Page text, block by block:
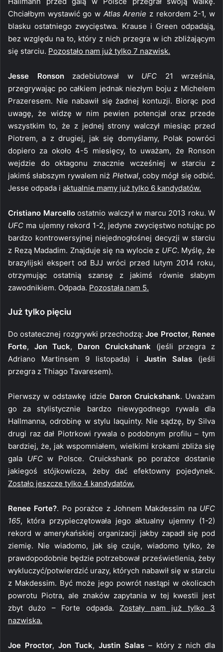
Chciałbym wystawić go w Atlas Arenie z rekordem 2-1, w
blasku ostatniego zwycięstwa. Krause i Green odpadają,
bez względu na to, który z nich przegra w ich zbliżającym
się starciu. Pozostało nam już tylko 7 nazwisk.
Jesse Ronsonzadebiutował w UFC 21 września,
przegrywając po całkiem jednak niezłym boju z Michelem
Prazeresem. Nie nabawił się żadnej kontuzji. Biorąc pod
uwagę, że widzę w nim pewien potencjał oraz przede
wszystkim to, że z jednej strony walczył miesiąc przed
Piotrem, a z drugiej, jak się domyślamy, Polak powróci
dopiero za około 4-5 miesięcy, to uważam, że Ronson
wejdzie do oktagonu znacznie wcześniej w starciu z
jakimś słabszym rywalem niż Płetwal, coby mógł się odbić.
Jesse odpada i aktualnie mamy już tylko 6 kandydatów.
Cristiano Marcelloostatnio walczył w marcu 2013 roku. W
UFC ma ujemny rekord 1-2, jedyne zwycięstwo notując po
bardzo kontrowersyjnej niejednogłośnej decyzji w starciu
z Rezą Madadim. Znajduje się na wylocie z UFC. Myślę, że
brazylijski ekspert od BJJ wróci przed lutym 2014 roku,
otrzymując ostatnią szansę z jakimś równie słabym
zawodnikiem. Odpada. Pozostała nam 5.
Już tylko pięciu
Do ostatecznej rozgrywki przechodzą:Joe Proctor, Renee
Forte, Jon Tuck, Daron Cruickshank (jeśli przegra z
Adriano Martinsem 9 listopada) i Justin Salas(jeśli
przegra z Thiago Tavaresem).
Pierwszy w odstawkę idzie Daron Cruickshank. Uważam
go za stylistycznie bardzo niewygodnego rywala dla
Hallmanna, odrobinę w stylu Iaquinty. Nie sądzę, by Silva
drugi raz dał Piotrkowi rywala o podobnym profilu – tym
bardziej, że, jak wspomniałem, wielkimi krokami zbliża się
gala UFCw Polsce. Cruickshank po porażce dostanie
jakiegoś stójkowicza, żeby dać efektowny pojedynek.
Zostało jeszcze tylko 4 kandydatów.
Renee Forte?. Po porażce z Johnem Makdessim na UFC
165, która przypieczętowała jego aktualny ujemny (1-2)
rekord w amerykańskiej organizacji jakby zapadł się pod
ziemię. Nie wiadomo, jak się czuje, wiadomo tylko, że
prawdopodobnie będzie potrzebował prześwietlenia, żeby
wykluczyć/potwierdzić urazy, których nabawił się w starciu
z Makdessim. Być może jego powrót nastąpi w okolicach
powrotu Piotra, ale znaków zapytania w tej kwestii jest
zbyt dużo – Forte odpada. Zostały nam już tylko 3
nazwiska.
Joe Proctor, Jon Tuck,Justin Salas – który z nich dla